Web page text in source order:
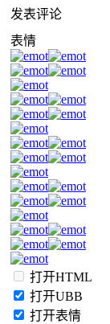
发表评论
表情
打开HTML
打开UBB
打开表情